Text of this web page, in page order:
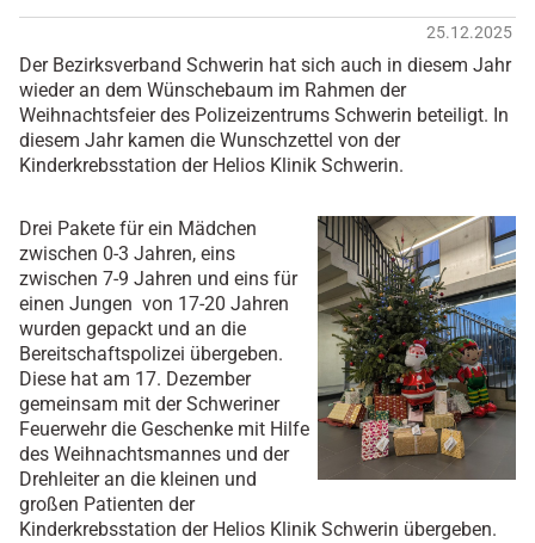
25.12.2025
Der Bezirksverband Schwerin hat sich auch in diesem Jahr
wieder an dem Wünschebaum im Rahmen der
Weihnachtsfeier des Polizeizentrums Schwerin beteiligt. In
diesem Jahr kamen die Wunschzettel von der
Kinderkrebsstation der Helios Klinik Schwerin.
Drei Pakete für ein Mädchen
zwischen 0-3 Jahren, eins
zwischen 7-9 Jahren und eins für
einen Jungen von 17-20 Jahren
wurden gepackt und an die
Bereitschaftspolizei übergeben.
Diese hat am 17. Dezember
gemeinsam mit der Schweriner
Feuerwehr die Geschenke mit Hilfe
des Weihnachtsmannes und der
Drehleiter an die kleinen und
großen Patienten der
Kinderkrebsstation der Helios Klinik Schwerin übergeben.